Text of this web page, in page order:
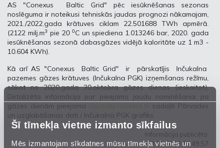
Šī tīmekļa vietne izmanto sīkfailus
Mēs izmantojam sīkdatnes mūsu tīmekļa vietnēs un
AS "Conexus Baltic Grid" pēc iesūknēšanas sezonas
noslēguma ir noteikusi tehniskās jaudas prognozi nākamajam,
2021./2022.gada krātuves ciklam 22.501688 TWh apmērā.
(2122 milj.m3 pie 20 0C un spiediena 1.013246 bar, 2020. gada
iesūknēšanas sezonā dabasgāzes vidējā kaloritāte uz 1 m3 -
10.604 KWh).
Kā arī AS "Conexus Baltic Grid" ir pārskatījis Inčukalna
pazemes gāzes krātuves (Inčukalna PGK) izņemšanas režīmu,
sākot no 2020.gada 30.oktobra gāzes dienas (ieskaitot).
Detalizēta informācija par pieejamo jaudu nominēšanai pa
gāzes dienām pieejama capacity.conexus.lv sadaļā Pārvades
un uzglabāšanas dati / Inčukalna PGK grafiks.
Informācija publicēta:
29.10.2020 13:49:57